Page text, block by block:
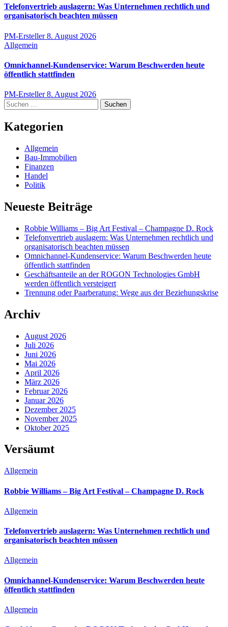
Telefonvertrieb auslagern: Was Unternehmen rechtlich und
organisatorisch beachten müssen
PM-Ersteller8. August 2026
Allgemein
Omnichannel-Kundenservice: Warum Beschwerden heute
öffentlich stattfinden
PM-Ersteller8. August 2026
Suchen
nach:
Kategorien
Allgemein
Bau-Immobilien
Finanzen
Handel
Politik
Neueste Beiträge
Robbie Williams – Big Art Festival – Champagne D. Rock
Telefonvertrieb auslagern: Was Unternehmen rechtlich und
organisatorisch beachten müssen
Omnichannel-Kundenservice: Warum Beschwerden heute
öffentlich stattfinden
Geschäftsanteile an der ROGON Technologies GmbH
werden öffentlich versteigert
Trennung oder Paarberatung: Wege aus der Beziehungskrise
Archiv
August 2026
Juli 2026
Juni 2026
Mai 2026
April 2026
März 2026
Februar 2026
Januar 2026
Dezember 2025
November 2025
Oktober 2025
Versäumt
Allgemein
Robbie Williams – Big Art Festival – Champagne D. Rock
Allgemein
Telefonvertrieb auslagern: Was Unternehmen rechtlich und
organisatorisch beachten müssen
Allgemein
Omnichannel-Kundenservice: Warum Beschwerden heute
öffentlich stattfinden
Allgemein